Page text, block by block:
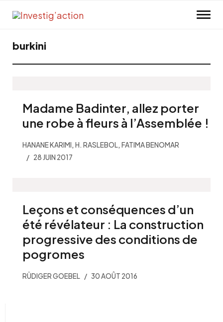
burkini
Madame Badinter, allez porter
une robe à fleurs à l’Assemblée !
HANANE KARIMI, H. RASLEBOL, FATIMA BENOMAR
28 JUIN 2017
Leçons et conséquences d’un
été révélateur : La construction
progressive des conditions de
pogromes
RÜDIGER GOEBEL 30 AOÛT 2016